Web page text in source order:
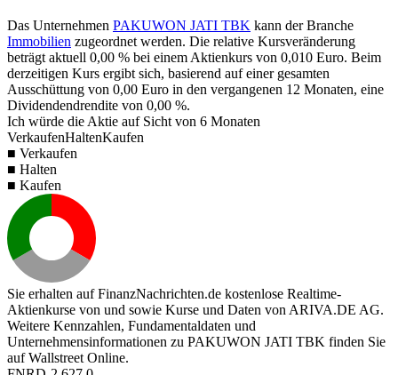
Das Unternehmen PAKUWON JATI TBK kann der Branche
Immobilien zugeordnet werden. Die relative Kursveränderung
beträgt aktuell 0,00 % bei einem Aktienkurs von 0,010 Euro. Beim
derzeitigen Kurs ergibt sich, basierend auf einer gesamten
Ausschüttung von 0,00 Euro in den vergangenen 12 Monaten, eine
Dividendendrendite von 0,00 %.
Ich würde die Aktie auf Sicht von 6 Monaten
VerkaufenHaltenKaufen
■ Verkaufen
■ Halten
■ Kaufen
Sie erhalten auf FinanzNachrichten.de kostenlose Realtime-
Aktienkurse von und sowie Kurse und Daten von ARIVA.DE AG.
Weitere Kennzahlen, Fundamentaldaten und
Unternehmensinformationen zu PAKUWON JATI TBK finden Sie
aufWallstreet Online.